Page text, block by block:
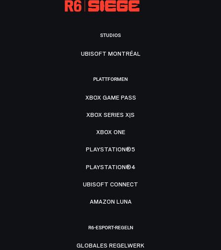
STUDIOS
UBISOFT MONTRÉAL
PLATTFORMEN
XBOX GAME PASS
XBOX SERIES X|S
XBOX ONE
PLAYSTATION®5
PLAYSTATION®4
UBISOFT CONNECT
AMAZON LUNA
R6-ESPORT-REGELN
GLOBALES REGELWERK